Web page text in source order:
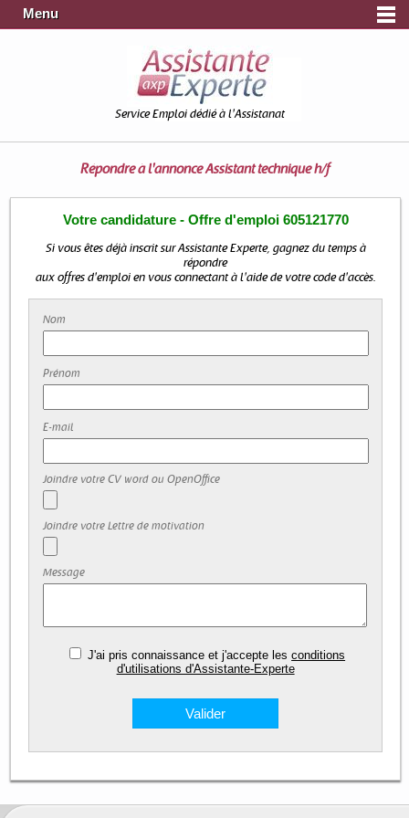
Menu
Service Emploi dédié à l'Assistanat
Répondre à l'annonceAssistant technique h/f
Votre candidature - Offre d'emploi 605121770
Si vous êtes déjà inscrit sur Assistante Experte, gagnez du temps à
répondre
aux offres d'emploi en vous connectant à l'aide de votre code d'accès.
Nom
Prénom
E-mail
Joindre votre CV word ou OpenOffice
Joindre votre Lettre de motivation
Message
J'ai pris connaissance et j'accepte lesconditions
d'utilisations d'Assistante-Experte